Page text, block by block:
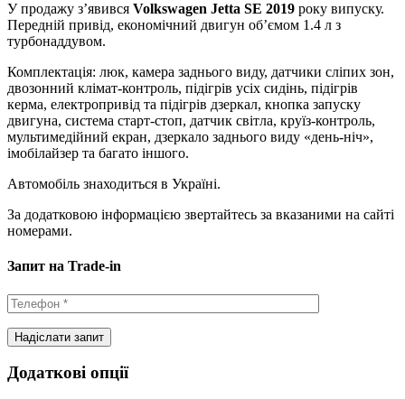
У продажу з’явився Volkswagen Jetta SE 2019 року випуску.
Передній привід, економічний двигун об’ємом 1.4 л з
турбонаддувом.
Комплектація: люк, камера заднього виду, датчики сліпих зон,
двозонний клімат-контроль, підігрів усіх сидінь, підігрів
керма, електропривід та підігрів дзеркал, кнопка запуску
двигуна, система старт-стоп, датчик світла, круїз-контроль,
мультимедійний екран, дзеркало заднього виду «день-ніч»,
імобілайзер та багато іншого.
Автомобіль знаходиться в Україні.
За додатковою інформацією звертайтесь за вказаними на сайті
номерами.
Запит на Trade-in
Додаткові опції